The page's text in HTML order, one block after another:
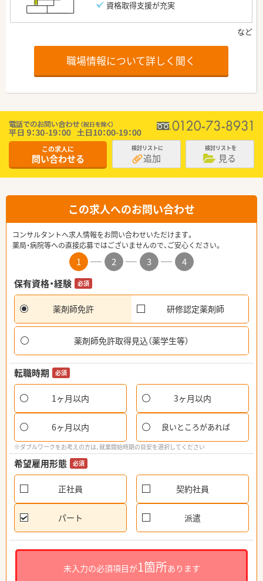
資格取得支援が充実
職場情報について詳しく聞く
この求人に
問い合わせる
検討リストに
追加
検討リストを
見る
この求人へのお問い合わせ
コンサルタントへ求人情報をお問い合わせいただけます。
薬局・病院等への直接応募ではございませんので、ご安心ください。
1 2 3
4
保有資格・経験
必須
薬剤師免許 研修認定薬剤師
薬剤師免許取得見込（薬学生等）
転職時期 必須
1ヶ月以内 3ヶ月以内
6ヶ月以内 良いところがあれば
※ダブルワークをお考えの方は、就業開始時期の目安を選択してください
希望雇用形態 必須
正社員 契約社員
パート 派遣
未入力の必須項目が1箇所あります